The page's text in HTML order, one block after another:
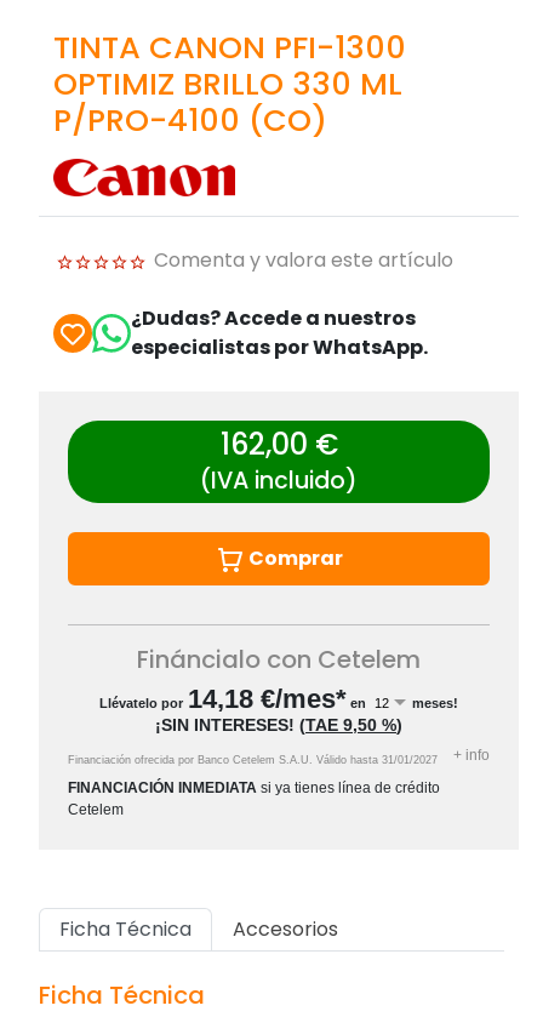
TINTA CANON PFI-1300
OPTIMIZ BRILLO 330 ML
P/PRO-4100 (CO)
Comenta y valora este artículo
¿Dudas? Accede a nuestros
especialistas por WhatsApp.
162,00 €
(IVA incluido)
Comprar
Fináncialo con Cetelem
Llévatelo por 14,18 €/mes* en meses!
¡SIN INTERESES! (TAE 9,50 %)
Financiación ofrecida por Banco Cetelem S.A.U. Válido hasta 31/01/2027 + info
FINANCIACIÓN INMEDIATA si ya tienes línea de crédito
Cetelem
Ficha Técnica Accesorios
Ficha Técnica